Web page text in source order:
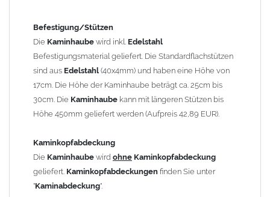
1,5mm hergestellt (Preis auf Anfrage = ca. 2-3-fache vom
1,5mm Standardpreis)
allgemeine Informationen:
Ab einer Kaminlängevon 1200mm werden 6
Kaminstützengeliefert.
Bei der Kombination mitWetterfahneundKaminbreite
angefertigt.
DieKaminhaubekann mitklappbaren Stützen
für 4 Stützen = 96,89 EUR, Länge ab 1200mm 6 Stützen =
145,39 EUR) geliefert werden.
Befestigung/Stützen
Die Kaminhaube wird inkl. Edelstahl
Befestigungsmaterial geliefert. Die Standardflachstützen
sind aus Edelstahl (40x4mm) und haben eine Höhe von
17cm. Die Höhe der Kaminhaube beträgt ca. 25cm bis
30cm. Die Kaminhaube kann mit längeren Stützen bis
Höhe 450mm geliefert werden (Aufpreis 42,89 EUR).
Kaminkopfabdeckung
Die Kaminhaube wird ohne Kaminkopfabdeckung
geliefert. Kaminkopfabdeckungen finden Sie unter
"Kaminabdeckung".